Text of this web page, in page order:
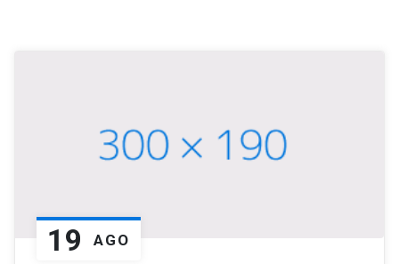
19 AGO